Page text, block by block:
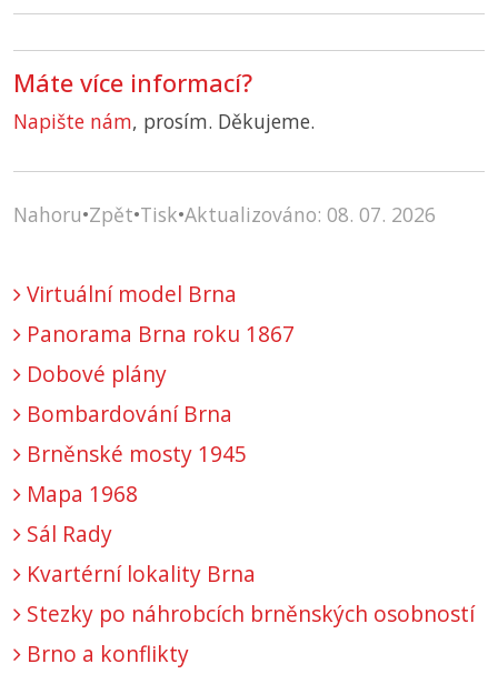
Máte více informací?
Napište nám, prosím. Děkujeme.
Nahoru•Zpět•Tisk•Aktualizováno: 08. 07. 2026
Virtuální model Brna
Panorama Brna roku 1867
Dobové plány
Bombardování Brna
Brněnské mosty 1945
Mapa 1968
Sál Rady
Kvartérní lokality Brna
Stezky po náhrobcích brněnských osobností
Brno a konflikty